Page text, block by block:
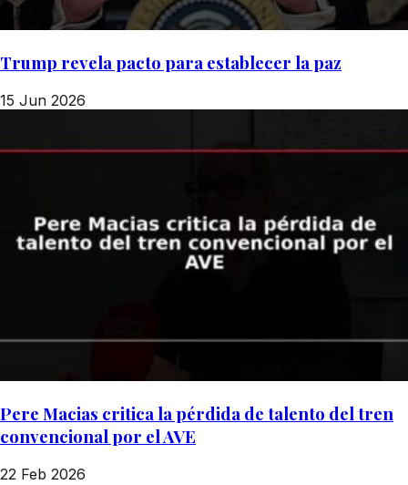
Trump revela pacto para establecer la paz
15 Jun 2026
Pere Macias critica la pérdida de talento del tren
convencional por el AVE
22 Feb 2026